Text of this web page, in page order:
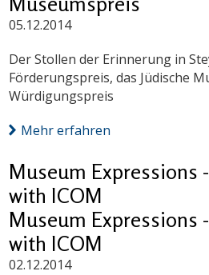
05.12.2014
Der Stollen der Erinnerung in
Förderungspreis, das Jüdische
Würdigungspreis
Mehr erfahren
Museum Expressions
with ICOM
Museum Expressions
with ICOM
02.12.2014